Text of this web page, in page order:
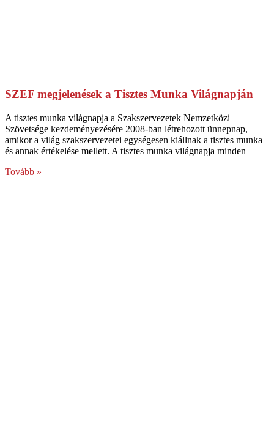
SZEF megjelenések a Tisztes Munka Világnapján
A tisztes munka világnapja a Szakszervezetek Nemzetközi
Szövetsége kezdeményezésére 2008-ban létrehozott ünnepnap,
amikor a világ szakszervezetei egységesen kiállnak a tisztes munka
és annak értékelése mellett. A tisztes munka világnapja minden
Tovább »